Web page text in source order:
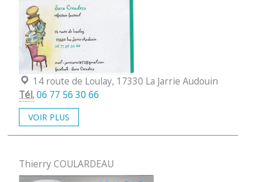
Localisation :
14 route de Loulay, 17330 La Jarrie Audouin
Tél.06 77 56 30 66
VOIR PLUS
Thierry COULARDEAU